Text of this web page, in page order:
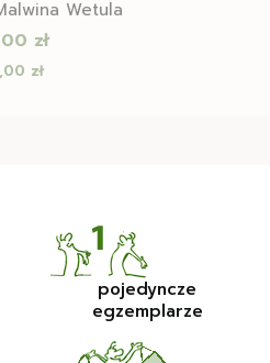
Wetula
zł
zł
pojedyncze
egzemplarze